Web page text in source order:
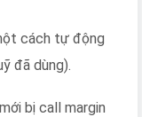
cách tự động
đã dùng).
bị call margin